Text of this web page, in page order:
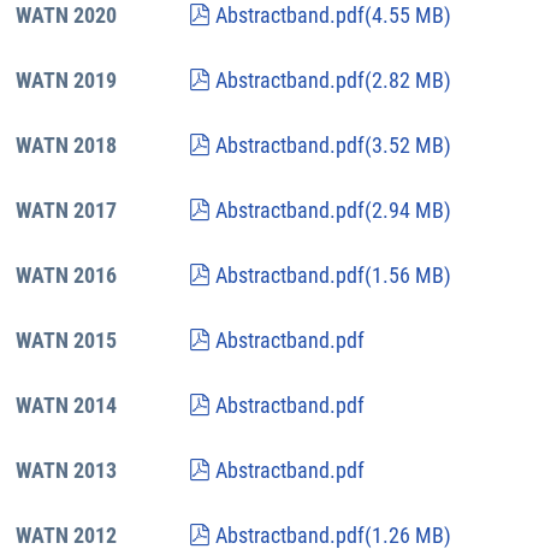
WATN 2020 pdf
Abstractband.pdf(4.55 MB)
WATN 2019 pdf
Abstractband.pdf(2.82 MB)
WATN 2018 pdf
Abstractband.pdf(3.52 MB)
WATN 2017 pdf
Abstractband.pdf(2.94 MB)
WATN 2016 pdf
Abstractband.pdf(1.56 MB)
WATN 2015 pdf
Abstractband.pdf
WATN 2014 pdf
Abstractband.pdf
WATN 2013 pdf
Abstractband.pdf
WATN 2012 pdf
Abstractband.pdf(1.26 MB)